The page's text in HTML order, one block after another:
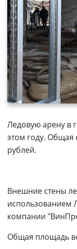
Ледовую арену в
этом году. Общая
рублей.
Внешние стены
использованием
компании
Общая площадь